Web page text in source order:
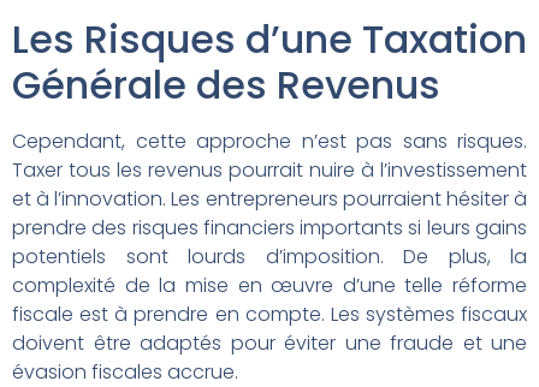
Les Risques d’une Taxation
Générale des Revenus
Cependant, cette approche n’est pas sans risques.
Taxer tous les revenus pourrait nuire à l’investissement
et à l’innovation. Les entrepreneurs pourraient hésiter à
prendre des risques financiers importants si leurs gains
potentiels sont lourds d’imposition. De plus, la
complexité de la mise en œuvre d’une telle réforme
fiscale est à prendre en compte. Les systèmes fiscaux
doivent être adaptés pour éviter une fraude et une
évasion fiscales accrue.